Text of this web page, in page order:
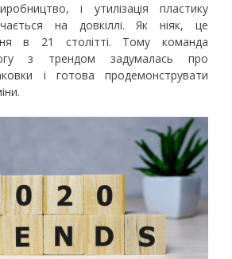
і утилізація пластику
на довкіллі. Як ніяк, це
в 21 столітті. Тому команда
з трендом задумалась про
і готова продемонструвати